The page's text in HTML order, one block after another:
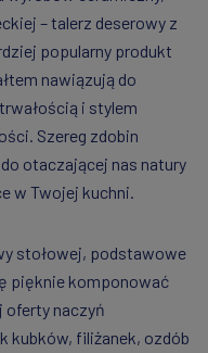
– talerz deserowy z
popularny produkt
nawiązują do
i stylem
Szereg zdobin
otaczającej nas natury
w Twojej kuchni.
stołowej, podstawowe
pięknie komponować
oferty naczyń
kubków, filiżanek, ozdób